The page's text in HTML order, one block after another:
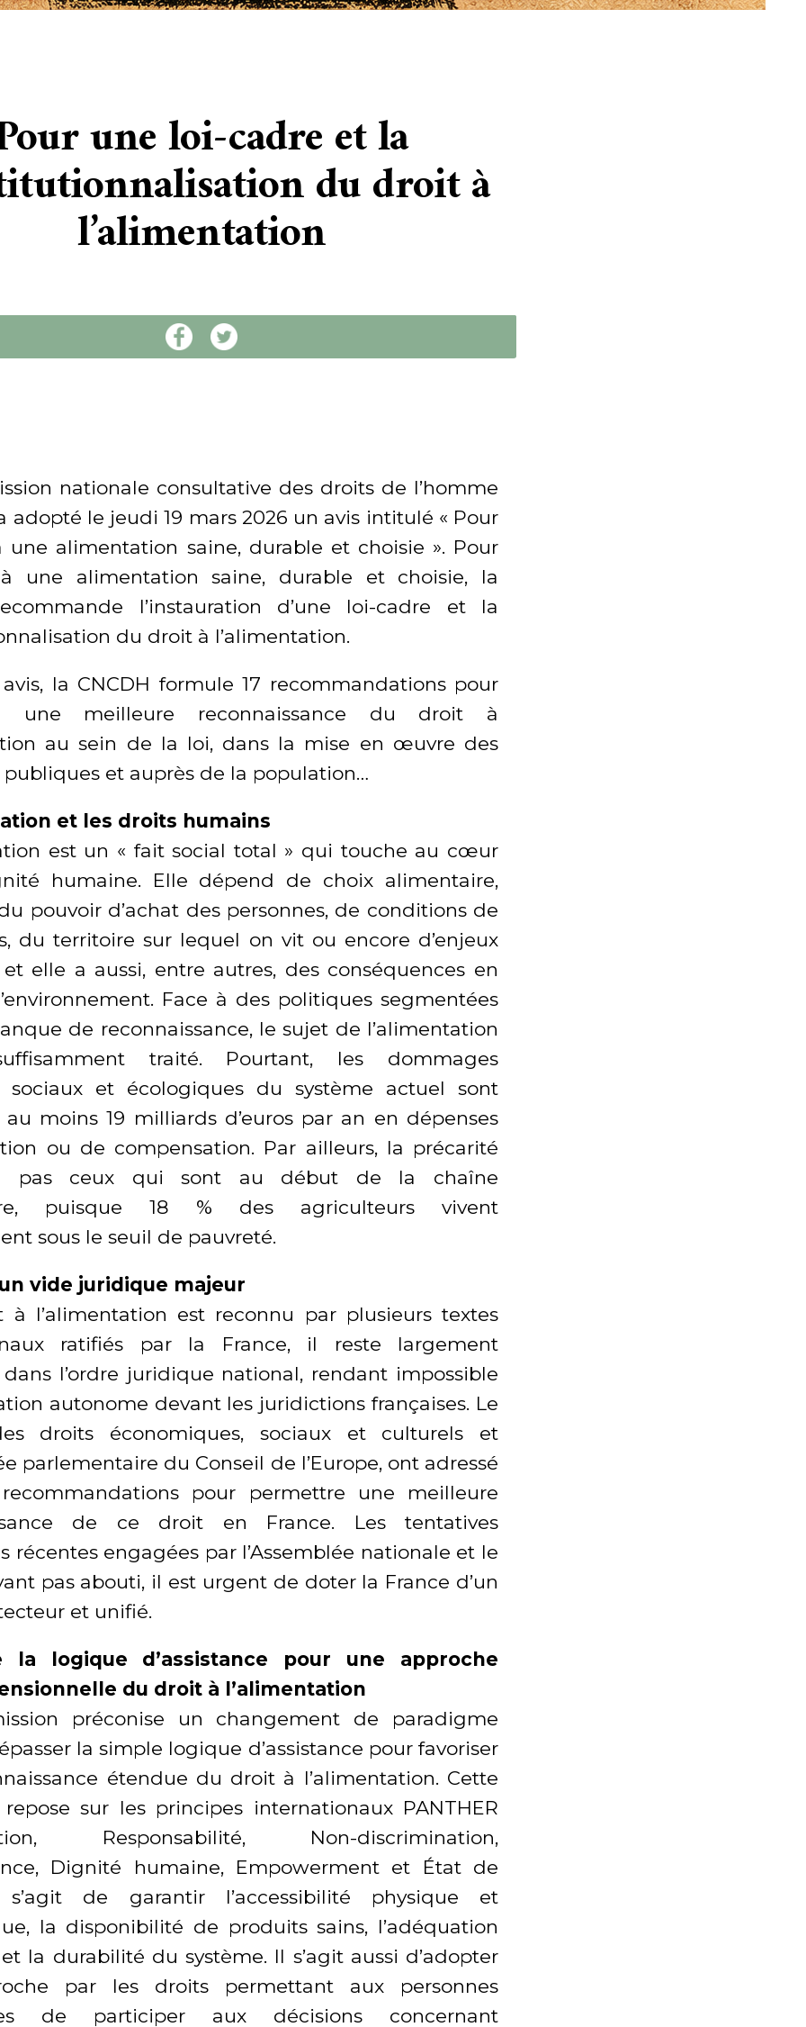
une loi-cadre et la
du droit à
l’alimentation
nationale consultative des droits de l’homme
adopté le jeudi 19 mars 2026 un avis intitulé « Pour
alimentation saine, durable et choisie ». Pour
une alimentation saine, durable et choisie, la
l’instauration d’une loi-cadre et la
du droit à l’alimentation.
la CNCDH formule 17 recommandations pour
une meilleure reconnaissance du droit à
au sein de la loi, dans la mise en œuvre des
et auprès de la population…
et les droits humains
est un « fait social total » qui touche au cœur
humaine. Elle dépend de choix alimentaire,
pouvoir d’achat des personnes, de conditions de
du territoire sur lequel on vit ou encore d’enjeux
elle a aussi, entre autres, des conséquences en
Face à des politiques segmentées
de reconnaissance, le sujet de l’alimentation
traité. Pourtant, les dommages
sociaux et écologiques du système actuel sont
moins 19 milliards d’euros par an en dépenses
ou de compensation. Par ailleurs, la précarité
pas ceux qui sont au début de la chaîne
puisque 18 % des agriculteurs vivent
sous le seuil de pauvreté.
vide juridique majeur
à l’alimentation est reconnu par plusieurs textes
ratifiés par la France, il reste largement
l’ordre juridique national, rendant impossible
autonome devant les juridictions françaises. Le
droits économiques, sociaux et culturels et
parlementaire du Conseil de l’Europe, ont adressé
pour permettre une meilleure
de ce droit en France. Les tentatives
récentes engagées par l’Assemblée nationale et le
pas abouti, il est urgent de doter la France d’un
et unifié.
la logique d’assistance pour une approche
du droit à l’alimentation
préconise un changement de paradigme
la simple logique d’assistance pour favoriser
étendue du droit à l’alimentation. Cette
sur les principes internationaux PANTHER
Responsabilité, Non-discrimination,
Dignité humaine, Empowerment et État de
de garantir l’accessibilité physique et
la disponibilité de produits sains, l’adéquation
la durabilité du système. Il s’agit aussi d’adopter
par les droits permettant aux personnes
de participer aux décisions concernant